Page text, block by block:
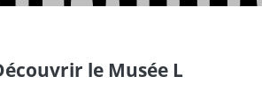
le Musée L